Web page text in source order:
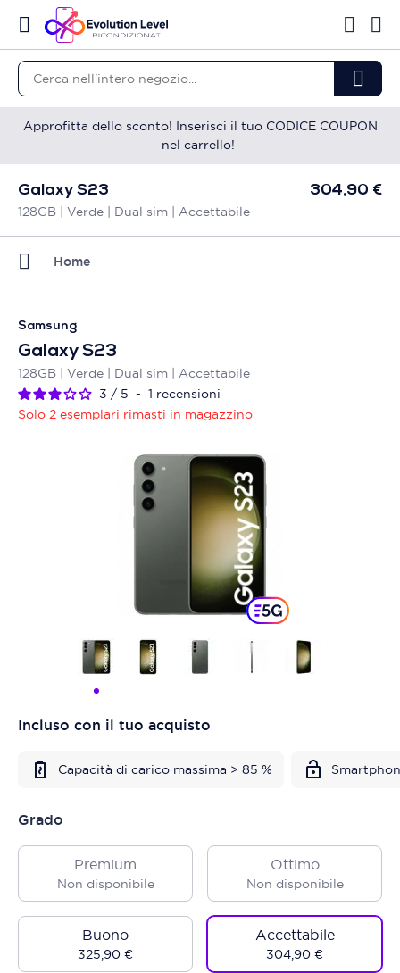
Approfitta dello sconto! Inserisci il tuo CODICE COUPON
nel carrello!
Galaxy S23
128GB | Verde | Dual sim | Accettabile
304,90 €
Home
Samsung
Galaxy S23
128GB | Verde | Dual sim | Accettabile
3 / 5 - 1 recensioni
Solo 2 esemplari rimasti in magazzino
Incluso con il tuo acquisto
Capacità di carico massima > 85 %
Grado
Premium
Non disponibile
Ottimo
Non disponibile
Buono
325,90 €
Accettabile
304,90 €